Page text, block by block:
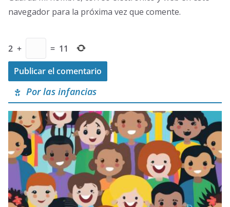
navegador para la próxima vez que comente.
2 + = 11
Por las infancias